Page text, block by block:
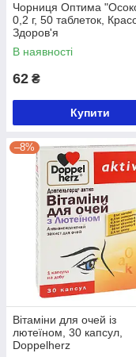
Чорниця Оптима
0,2 г, 50 таблеток,
Здоров'я
В наявності
62 ₴
Купити
–8%
Вітаміни для очей із
лютеїном, 30 капсул,
Doppelherz